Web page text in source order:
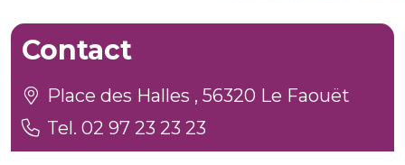
Contact
Place des Halles , 56320 Le Faouët
Tel. 02 97 23 23 23